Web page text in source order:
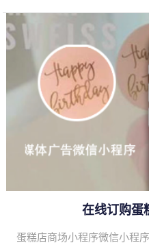
在线订购蛋
蛋糕店商场小程序微信小程